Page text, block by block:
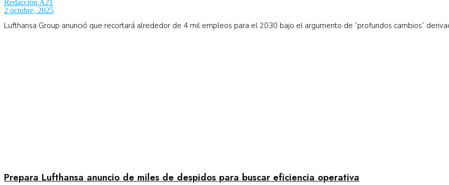
Redacción A21
2 octubre, 2025
Lufthansa Group anunció que recortará alrededor de 4 mil empleos para el 2030 bajo el argumento de “profundos cambios”
Prepara Lufthansa anuncio de miles de despidos para buscar eficiencia operativa